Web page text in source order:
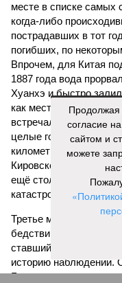
месте в списке самых
когда-либо
пострадавших в тот
погибших, по
Впрочем, для Китая
1887 года вода
Хуанхэ и быстро
как местность там
встречал
целые города. Водой
километров (а это
Кировской областей),
ещё столько же
катастрофой
Третье место по
бедствий занимает
ставший самым
историю наблюдений.
Бангладеш, тогда
Продолжая
согласие
сайтом и
можете